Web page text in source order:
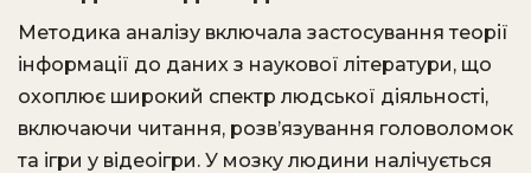
Методика аналізу включала застосування теорії
інформації до даних з наукової літератури, що
охоплює широкий спектр людської діяльності,
включаючи читання, розв’язування головоломок
та ігри у відеоігри. У мозку людини налічується